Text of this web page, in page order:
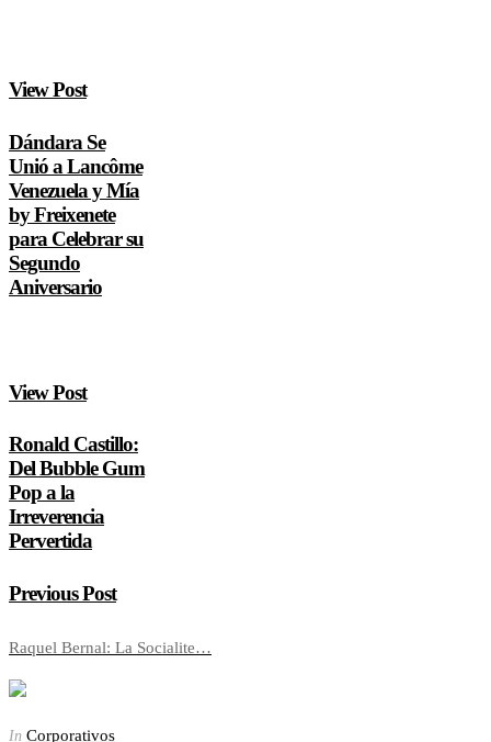
View Post
Dándara Se
Unió a Lancôme
Venezuela y Mía
by Freixenete
para Celebrar su
Segundo
Aniversario
View Post
Ronald Castillo:
Del Bubble Gum
Pop a la
Irreverencia
Pervertida
Previous Post
Raquel Bernal: La Socialite…
In Corporativos